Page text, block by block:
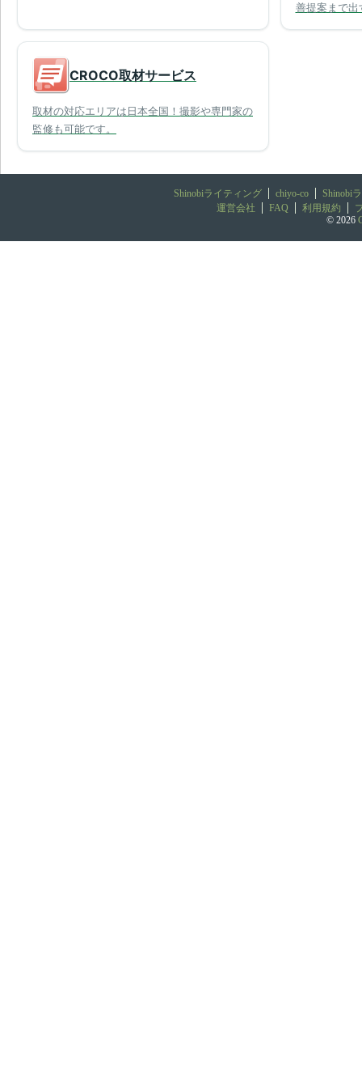
善提案まで出
CROCO取材サービス
取材の対応エリアは日本全国！撮影や専門家の
監修も可能です。
Shinobiライティング chiyo-co
Shinobi
運営会社
FAQ 利用規約
© 2026